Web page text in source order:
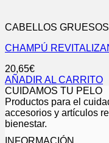
CABELLOS GRUESOS
CHAMPÚ
20,65€
AÑADIR AL CARRITO
CUIDAMOS TU PELO
Productos para el
accesorios y artículos
bienestar.